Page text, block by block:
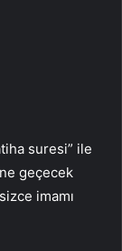
suresi” ile
geçecek
imamı